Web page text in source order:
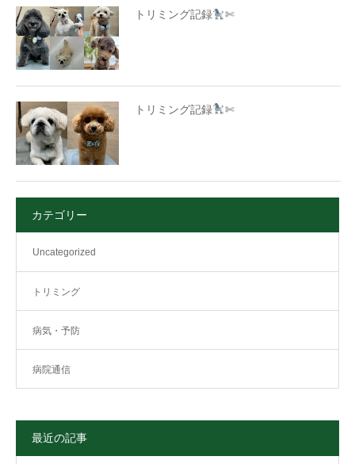
トリミング記録 ✄
トリミング記録 ✄
カテゴリー
Uncategorized
トリミング
病気・予防
病院通信
最近の記事